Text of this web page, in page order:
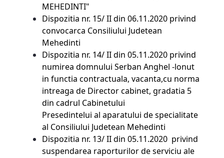
MEHEDINTI"
Dispozitia nr. 15/ II din 06.11.2020 privind
convocarca Consiliului Judetean
Mehedinti
Dispozitia nr. 14/ II din 05.11.2020 privind
numirea domnului Serban Anghel -lonut
in functia contractuala, vacanta,cu norma
intreaga de Director cabinet, gradatia 5
din cadrul Cabinetului
Presedintelui al aparatului de specialitate
al Consiliului Judetean Mehedinti
Dispozitia nr. 13/ II din 05.11.2020 privind
suspendarea raporturilor de serviciu ale